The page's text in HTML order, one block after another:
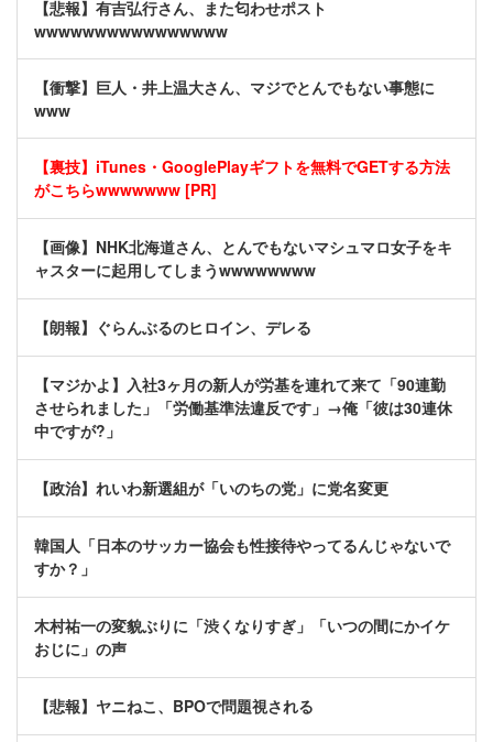
【悲報】有吉弘行さん、また匂わせポスト
wwwwwwwwwwwwwwww
【衝撃】巨人・井上温大さん、マジでとんでもない事態に
www
【裏技】iTunes・GooglePlayギフトを無料でGETする方法
がこちらwwwwwww [PR]
【画像】NHK北海道さん、とんでもないマシュマロ女子をキ
ャスターに起用してしまうwwwwwwww
【朗報】ぐらんぶるのヒロイン、デレる
【マジかよ】入社3ヶ月の新人が労基を連れて来て「90連勤
させられました」「労働基準法違反です」→俺「彼は30連休
中ですが?」
【政治】れいわ新選組が「いのちの党」に党名変更
韓国人「日本のサッカー協会も性接待やってるんじゃないで
すか？」
木村祐一の変貌ぶりに「渋くなりすぎ」「いつの間にかイケ
おじに」の声
【悲報】ヤニねこ、BPOで問題視される